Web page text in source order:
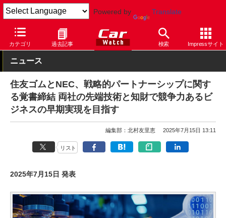
Powered by Translate
カテゴリ 過去記事 検索 Impressサイト
Car Watch タイヤ ダンロップ
ニュース
住友ゴムとNEC、戦略的パートナーシップに関す
る覚書締結 両社の先端技術と知財で競争力あるビ
ジネスの早期実現を目指す
編集部：北村友里恵 2025年7月15日 13:11
リスト
2025年7月15日 発表